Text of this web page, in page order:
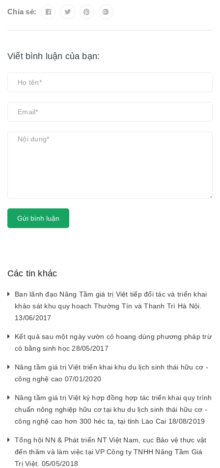
Chia sẻ:
Viết bình luận của bạn:
Gửi bình luận
Các tin khác
Ban lãnh đạo Nâng Tầm giá trị Việt tiếp đối tác và triển khai
khảo sát khu quy hoạch Thường Tín và Thanh Trì Hà Nội.
13/06/2017
Kết quả sau một ngày vườn cỏ hoang dùng phương pháp trừ
cỏ bằng sinh học 28/05/2017
Nâng tầm giá trị Việt triển khai khu du lịch sinh thái hữu cơ -
công nghệ cao 07/01/2020
Nâng tầm giá trị Việt ký hợp đồng hợp tác triển khai quy trình
chuẩn nông nghiệp hữu cơ tại khu du lịch sinh thái hữu cơ -
công nghệ cao hơn 300 héc ta, tại tỉnh Lào Cai 18/08/2019
Tổng hội NN & Phát triển NT Việt Nam, cục Bảo vệ thực vật
đến thăm và làm việc tại VP Công ty TNHH Nâng Tầm Giá
Trị Việt. 05/05/2018